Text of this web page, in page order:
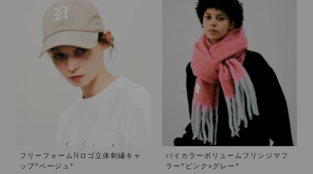
フリーフォームNロゴ立体刺繍キャ
ップ*ベージュ*
バイカラーボリュームフリンジマフ
ラー*ピンク×グレー*